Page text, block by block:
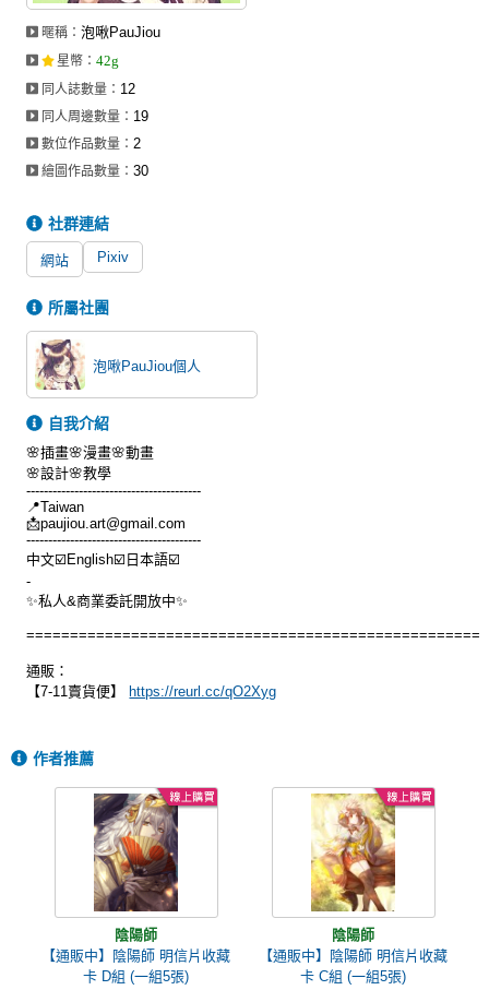
暱稱：泡啾PauJiou
星幣 ：42g
同人誌數量： 12
同人周邊數量： 19
數位作品數量：2
繪圖作品數量：30
社群連結
網站 Pixiv
所屬社團
泡啾PauJiou個人
自我介紹
🌸插畫🌸漫畫🌸動畫
🌸設計🌸教學
----------------------------------------
📍Taiwan
📩paujiou.art@gmail.com
----------------------------------------
中文☑️English☑️日本語☑️
-
✨私人&商業委託開放中✨
====================================================
通販：
【7-11賣貨便】
https://reurl.cc/qO2Xyg
作者推薦
陰陽師
【通販中】陰陽師 明信片收藏
卡 D組 (一組5張)
陰陽師
【通販中】陰陽師 明信片收藏
卡 C組 (一組5張)